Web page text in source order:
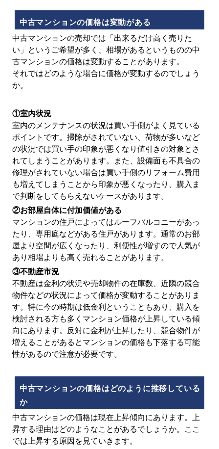
中古マンションの価格は変動がある
中古マンションの売却では「出来るだけ高く売りた
い」というご希望が多く、相場があるというものの中
古マンションの価格は変動することがあります。
それではどのような場合に価格が変動するのでしょう
か。
①室内状況
室内のメンテナンスの状況は買い手側がよく見ている
ポイントです。掃除がされていない、荷物が多いなど
の状況では買い手の印象が悪くなり値引きの対象とさ
れてしまうことがあります。また、設備面も不具合の
修理がされていない場合は買い手側のリフォーム費用
も増えてしまうことから印象が悪くなったり、購入ま
で判断をしてもらえないケースがあります。
②お部屋自体に付加価値がある
マンションの住戸によってはルーフバルコニーがあっ
たり、専用庭などがある住戸があります。通常のお部
屋より空間が広くなったり、利便性が増すので人気が
あり相場よりも高く売れることがあります。
③不動産市況
不動産は金利の状況や売却物件の在庫数、近隣の競合
物件などの状況によって価格が変動することがありま
す。特に今の時期は低金利ということもあり、購入を
検討される方も多くマンション価格が上昇している傾
向にあります。反対に金利が上昇したり、競合物件が
増えることがあるとマンションの価格も下落する可能
性があるので注意が必要です。
中古マンションの価格はどのように推移している
か
中古マンションの価格は現在上昇傾向にあります。上
昇する理由はどのようなことがあるでしょうか。ここ
では上昇する原因を見ていきます。